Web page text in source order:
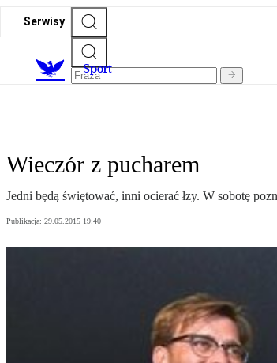
Serwisy
Sport
Wieczór z pucharem
Jedni będą świętować, inni ocierać łzy. W sobotę
Publikacja: 29.05.2015 19:40